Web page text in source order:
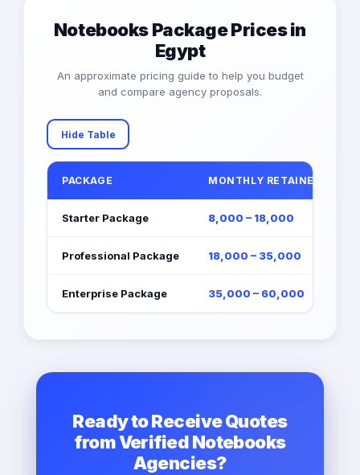
Notebooks Package Prices in
Egypt
An approximate pricing guide to help you budget
and compare agency proposals.
Hide Table
PACKAGE MONTHLY RETAINER (EGP)
Starter Package 8,000 – 18,000
Professional Package 18,000 – 35,000
Enterprise Package 35,000 – 60,000
Ready to Receive Quotes
from Verified Notebooks
Agencies?